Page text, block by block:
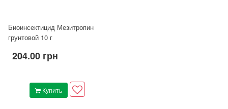
Биоинсектицид Мезитропин
грунтовой 10 г
204.00 грн
Купить